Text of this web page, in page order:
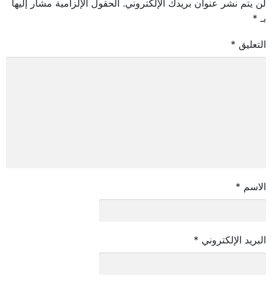
لن يتم نشر عنوان بريدك الإلكتروني. الحقول الإلزامية مشار إليها
بـ *
التعليق *
الاسم *
البريد الإلكتروني *